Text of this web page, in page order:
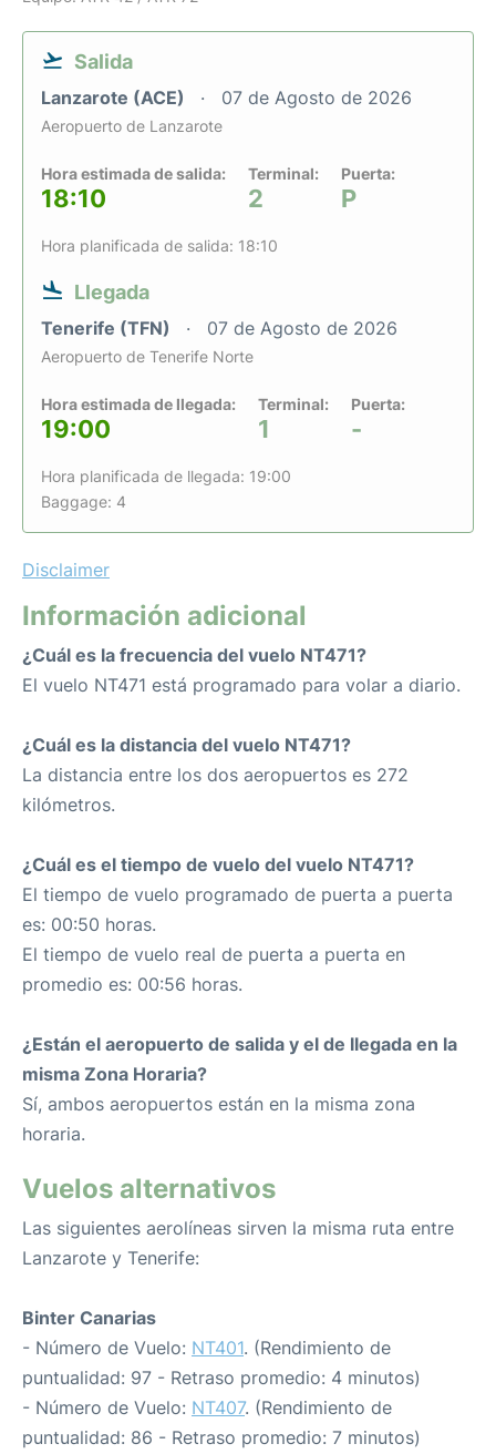
Salida
Lanzarote (ACE) 07 de Agosto de 2026
Aeropuerto de Lanzarote
Hora estimada de salida:
18:10
Terminal:
2
Puerta:
P
Hora planificada de salida: 18:10
Llegada
Tenerife (TFN) 07 de Agosto de 2026
Aeropuerto de Tenerife Norte
Hora estimada de llegada:
19:00
Terminal:
1
Puerta:
-
Hora planificada de llegada: 19:00
Baggage: 4
Disclaimer
Información adicional
¿Cuál es la frecuencia del vuelo NT471?
El vuelo NT471 está programado para volar a diario.
¿Cuál es la distancia del vuelo NT471?
La distancia entre los dos aeropuertos es 272
kilómetros.
¿Cuál es el tiempo de vuelo del vuelo NT471?
El tiempo de vuelo programado de puerta a puerta
es: 00:50 horas.
El tiempo de vuelo real de puerta a puerta en
promedio es: 00:56 horas.
¿Están el aeropuerto de salida y el de llegada en la
misma Zona Horaria?
Sí, ambos aeropuertos están en la misma zona
horaria.
Vuelos alternativos
Las siguientes aerolíneas sirven la misma ruta entre
Lanzarote y Tenerife:
Binter Canarias
- Número de Vuelo: NT401. (Rendimiento de
puntualidad: 97 - Retraso promedio: 4 minutos)
- Número de Vuelo: NT407. (Rendimiento de
puntualidad: 86 - Retraso promedio: 7 minutos)